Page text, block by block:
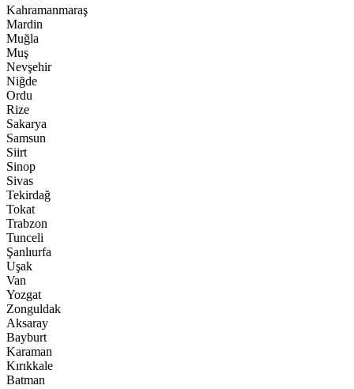
Kahramanmaraş
Mardin
Muğla
Muş
Nevşehir
Niğde
Ordu
Rize
Sakarya
Samsun
Siirt
Sinop
Sivas
Tekirdağ
Tokat
Trabzon
Tunceli
Şanlıurfa
Uşak
Van
Yozgat
Zonguldak
Aksaray
Bayburt
Karaman
Kırıkkale
Batman